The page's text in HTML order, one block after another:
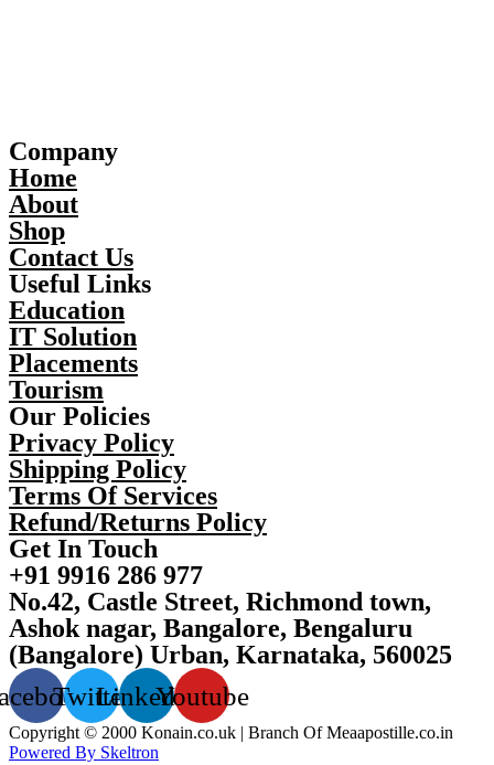
Company
Home
About
Shop
Contact Us
Useful Links
Education
IT Solution
Placements
Tourism
Our Policies
Privacy Policy
Shipping Policy
Terms Of Services
Refund/Returns Policy
Get In Touch
+91 9916 286 977
No.42, Castle Street, Richmond town,
Ashok nagar, Bangalore, Bengaluru
(Bangalore) Urban, Karnataka, 560025
TwitterLinkedinYoutube
Copyright © 2000 Konain.co.uk | Branch Of Meaapostille.co.in
Powered By Skeltron